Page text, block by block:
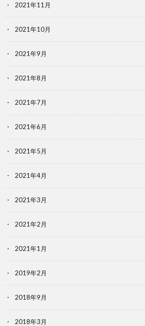
2021年11月
2021年10月
2021年9月
2021年8月
2021年7月
2021年6月
2021年5月
2021年4月
2021年3月
2021年2月
2021年1月
2019年2月
2018年9月
2018年3月